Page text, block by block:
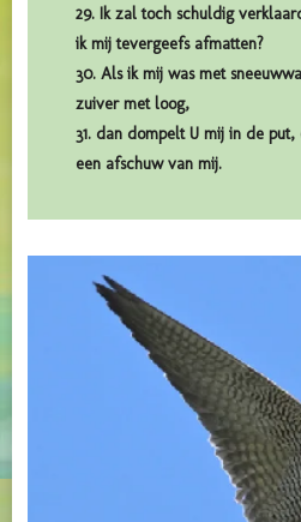
29. Ik zal toch schuldig
ik mij tevergeefs afmatten?
30. Als ik mij was met
zuiver met loog,
31. dan dompelt U mij in de
een afschuw van mij.